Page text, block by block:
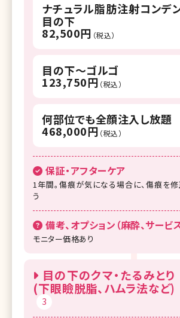
ナチュラル脂肪注射コンデ
目の下
82,500円 （税込）
目の下～ゴルゴ
123,750円 （税込）
何部位でも全顔注入し放題
468,000円 （税込）
保証・アフターケア
1年間。傷痕が気になる場合に、傷痕を
う
備考、オプション（麻酔、サービ
モニター価格あり
目の下のクマ・たるみとり
(下眼瞼脱脂、ハムラ法など)
3